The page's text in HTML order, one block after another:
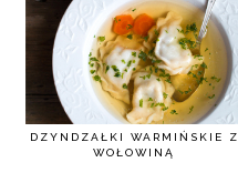
DZYNDZAŁKI WARMIŃSKIE Z
WOŁOWINĄ